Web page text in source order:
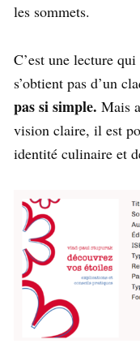
les sommets.
C’est une lecture
s’obtient pas d’un
pas si simple. Mais
vision claire, il est
identité culinaire et